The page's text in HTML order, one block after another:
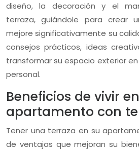
diseño, la decoración y el
terraza, guiándole para crear
mejore significativamente su
consejos prácticos, ideas
transformar su espacio exterior
personal.
Beneficios de vivir
apartamento con
Tener una terraza en su
de ventajas que mejoran su